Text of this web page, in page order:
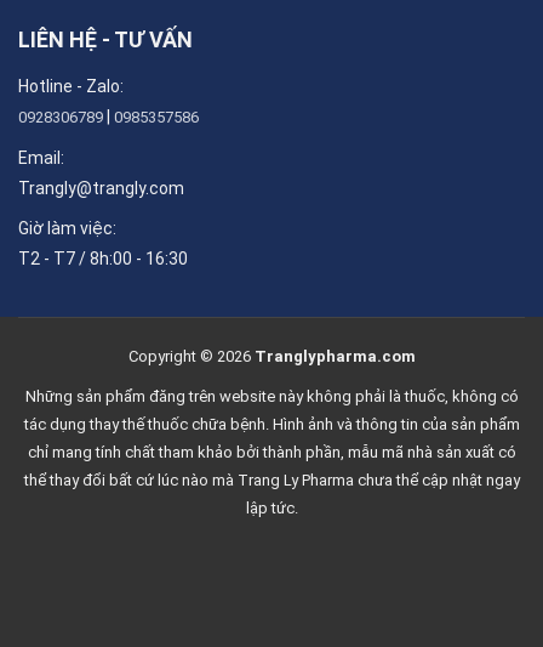
LIÊN HỆ - TƯ VẤN
Hotline - Zalo:
0928306789 0985357586
Email:
Trangly@trangly.com
Giờ làm việc:
T2 - T7 / 8h:00 - 16:30
Copyright © 2026 Tranglypharma.com
Những sản phẩm đăng trên website này không phải là thuốc, không có
tác dụng thay thế thuốc chữa bệnh. Hình ảnh và thông tin của sản phẩm
chỉ mang tính chất tham khảo bởi thành phần, mẫu mã nhà sản xuất có
thể thay đổi bất cứ lúc nào mà Trang Ly Pharma chưa thể cập nhật ngay
lập tức.